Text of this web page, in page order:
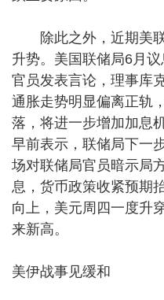
除此之外，近期美联
升势。美国联储局6月
官员发表言论，理事库
通胀走势明显偏离正轨
落，将进一步增加加息
早前表示，联储局下一
场对联储局官员暗示局
息，货币政策收紧预期
向上，美元周四一度升
来新高。
美伊战事见缓和